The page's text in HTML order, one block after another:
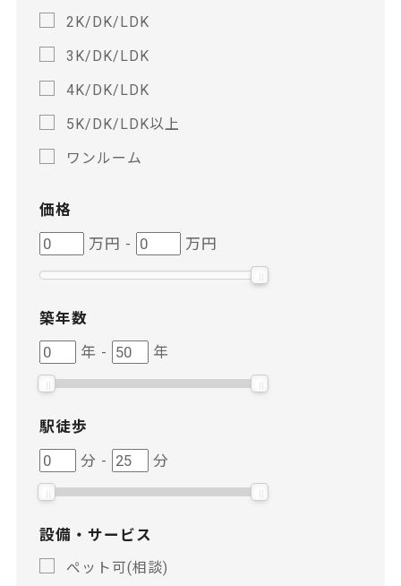
2K/DK/LDK
3K/DK/LDK
4K/DK/LDK
5K/DK/LDK以上
ワンルーム
価格
価
格
万円 - 価
格
万円
築年数
築
年
年 - 築
年
年
駅徒歩
駅
徒
分 - 駅
徒
分
設備・サービス
ペット可(相談)